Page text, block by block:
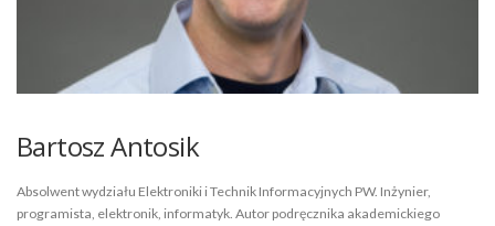
Bartosz Antosik
Absolwent wydziału Elektroniki i Technik Informacyjnych PW. Inżynier,
programista, elektronik, informatyk. Autor podręcznika akademickiego